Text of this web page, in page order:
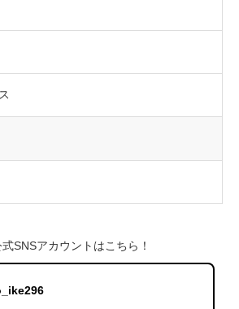
SNSアカウントはこちら！